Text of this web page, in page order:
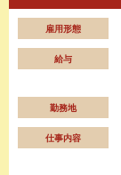
雇用形態
給与
勤務地
仕事内容